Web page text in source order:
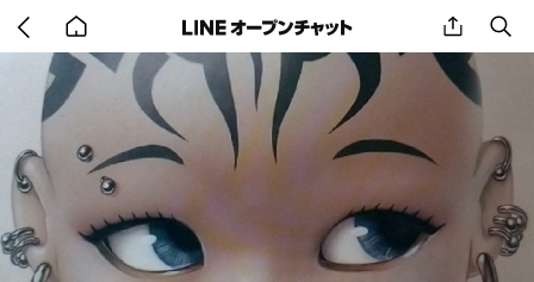
back
to
home
share